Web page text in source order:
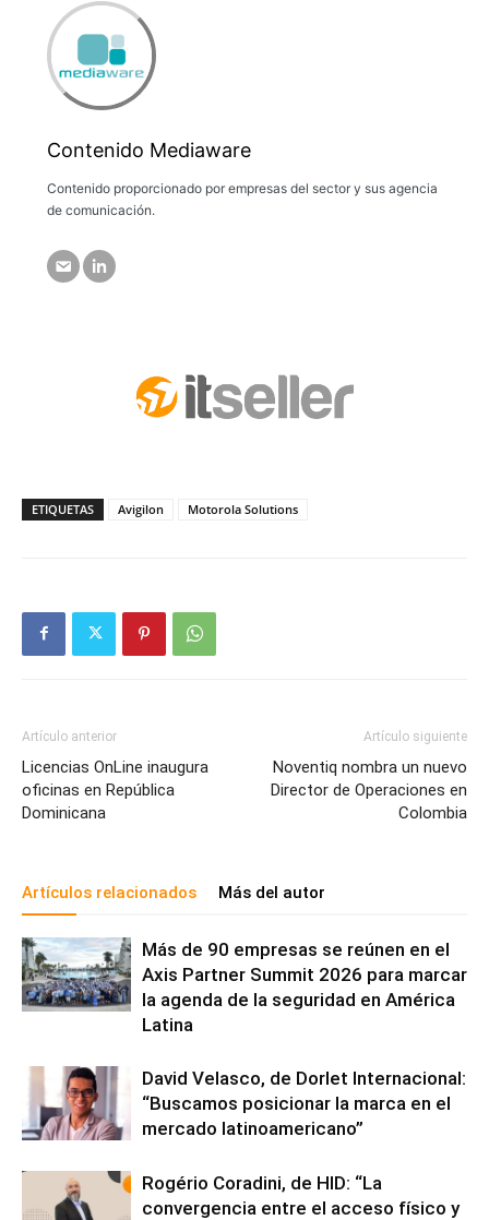
Contenido Mediaware
Contenido proporcionado por empresas del sector y sus agencia
de comunicación.
ETIQUETAS Avigilon Motorola Solutions
Artículo anterior
Licencias OnLine inaugura
oficinas en República
Dominicana
Artículo siguiente
Noventiq nombra un nuevo
Director de Operaciones en
Colombia
Artículos relacionados Más del autor
Más de 90 empresas se reúnen en el
Axis Partner Summit 2026 para marcar
la agenda de la seguridad en América
Latina
David Velasco, de Dorlet Internacional:
“Buscamos posicionar la marca en el
mercado latinoamericano”
Rogério Coradini, de HID: “La
convergencia entre el acceso físico y